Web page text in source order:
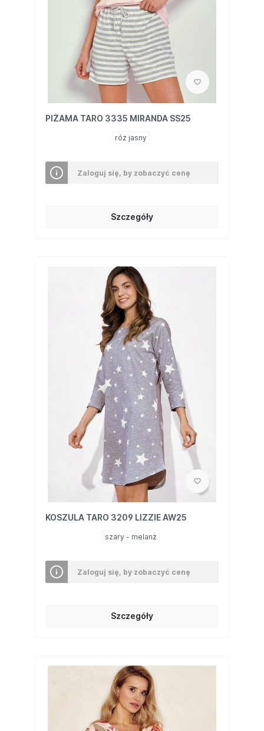
PIŻAMA TARO 3335 MIRANDA SS25
róż jasny
Zaloguj się, by zobaczyć cenę
Szczegóły
KOSZULA TARO 3209 LIZZIE AW25
szary - melanż
Zaloguj się, by zobaczyć cenę
Szczegóły